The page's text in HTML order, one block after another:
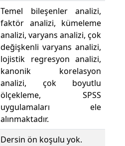
Temel bileşenler analizi,
faktör analizi, kümeleme
analizi, varyans analizi, çok
değişkenli varyans analizi,
lojistik regresyon analizi,
kanonik korelasyon
analizi, çok boyutlu
ölçekleme, SPSS
uygulamaları ele
alınmaktadır.
Dersin ön koşulu yok.